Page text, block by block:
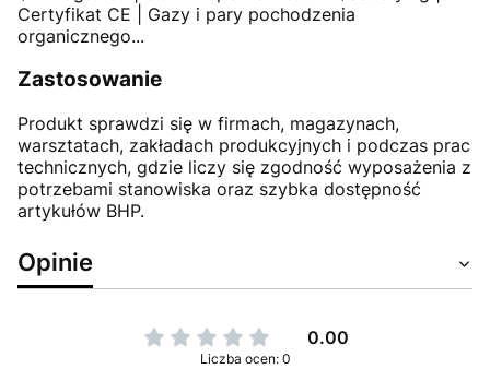
Certyfikat CE | Gazy i pary pochodzenia
organicznego...
Zastosowanie
Produkt sprawdzi się w firmach, magazynach,
warsztatach, zakładach produkcyjnych i podczas prac
technicznych, gdzie liczy się zgodność wyposażenia z
potrzebami stanowiska oraz szybka dostępność
artykułów BHP.
Opinie
0.00
Liczba ocen: 0